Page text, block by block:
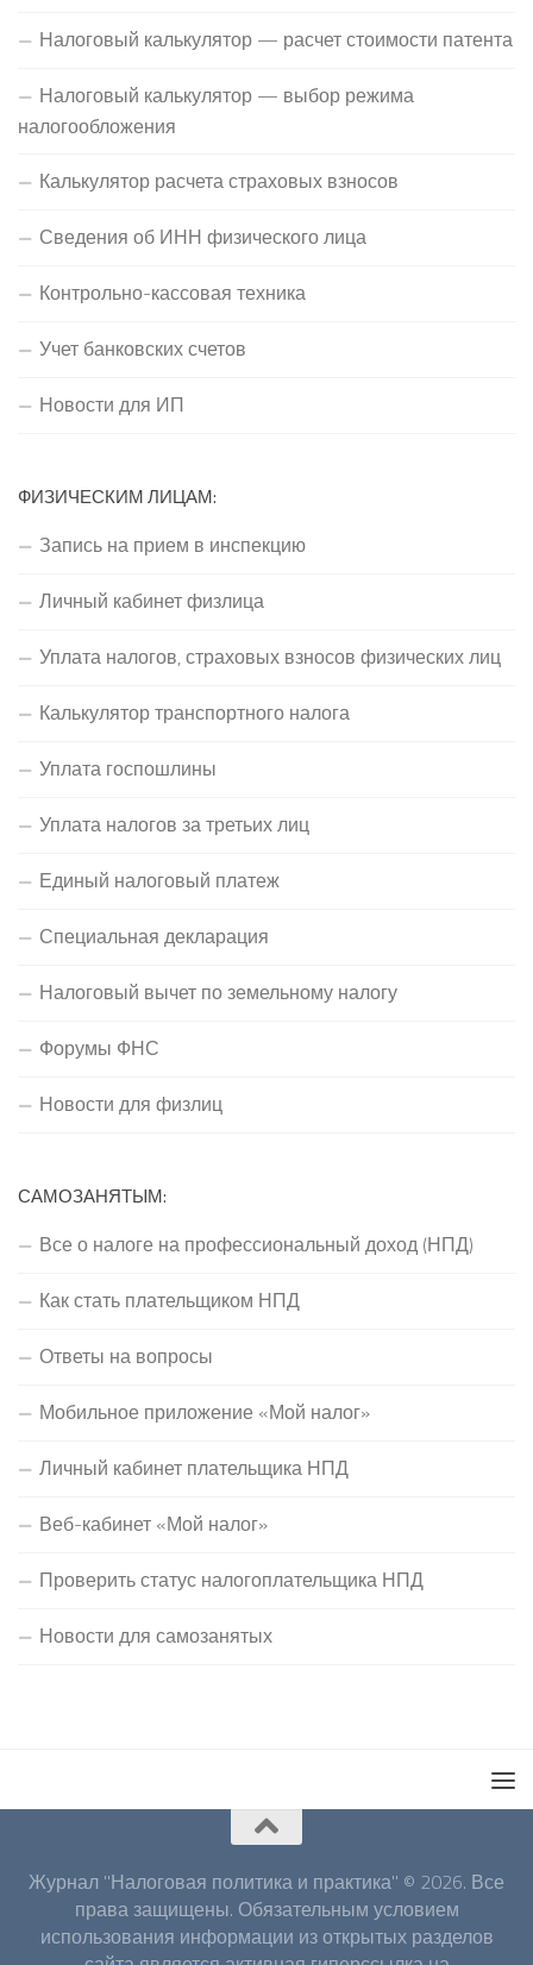
Налоговый калькулятор — расчет стоимости патента
Налоговый калькулятор — выбор режима
налогообложения
Калькулятор расчета страховых взносов
Сведения об ИНН физического лица
Контрольно-кассовая техника
Учет банковских счетов
Новости для ИП
ФИЗИЧЕСКИМ ЛИЦАМ:
Запись на прием в инспекцию
Личный кабинет физлица
Уплата налогов, страховых взносов физических лиц
Калькулятор транспортного налога
Уплата госпошлины
Уплата налогов за третьих лиц
Единый налоговый платеж
Специальная декларация
Налоговый вычет по земельному налогу
Форумы ФНС
Новости для физлиц
САМОЗАНЯТЫМ:
Все о налоге на профессиональный доход (НПД)
Как стать плательщиком НПД
Ответы на вопросы
Мобильное приложение «Мой налог»
Личный кабинет плательщика НПД
Веб-кабинет «Мой налог»
Проверить статус налогоплательщика НПД
Новости для самозанятых
Журнал "Налоговая политика и практика" © 2026. Все
права защищены. Обязательным условием
использования информации из открытых разделов